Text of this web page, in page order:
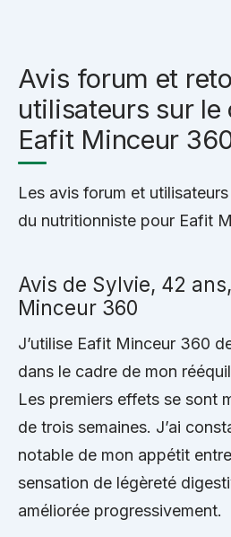
Avis forum et
utilisateurs sur
Eafit Minceur
Les avis forum et
du nutritionniste pour Eafit
Avis de Sylvie, 42
Minceur 360
J’utilise Eafit Minceur 360
dans le cadre de mon
Les premiers effets se sont
de trois semaines. J’ai
notable de mon appétit
sensation de légèreté
améliorée progressivement.